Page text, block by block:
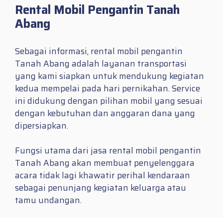
Rental Mobil Pengantin Tanah
Abang
Sebagai informasi, rental mobil pengantin
Tanah Abang adalah layanan transportasi
yang kami siapkan untuk mendukung kegiatan
kedua mempelai pada hari pernikahan. Service
ini didukung dengan pilihan mobil yang sesuai
dengan kebutuhan dan anggaran dana yang
dipersiapkan.
Fungsi utama dari jasa rental mobil pengantin
Tanah Abang akan membuat penyelenggara
acara tidak lagi khawatir perihal kendaraan
sebagai penunjang kegiatan keluarga atau
tamu undangan.